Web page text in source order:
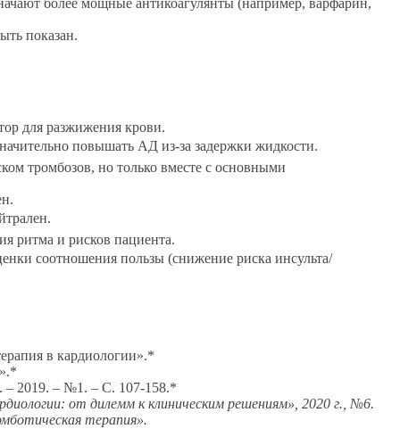
более мощные антикоагулянты (например, варфарин,
показан.
для разжижения крови.
повышать АД из-за задержки жидкости.
тромбозов, но только вместе с основными
ритма и рисков пациента.
соотношения пользы (снижение риска инсульта/
в кардиологии».*
– 2019. – №1. – С. 107-158.*
от дилемм к клиническим решениям», 2020 г., №6.
терапия».